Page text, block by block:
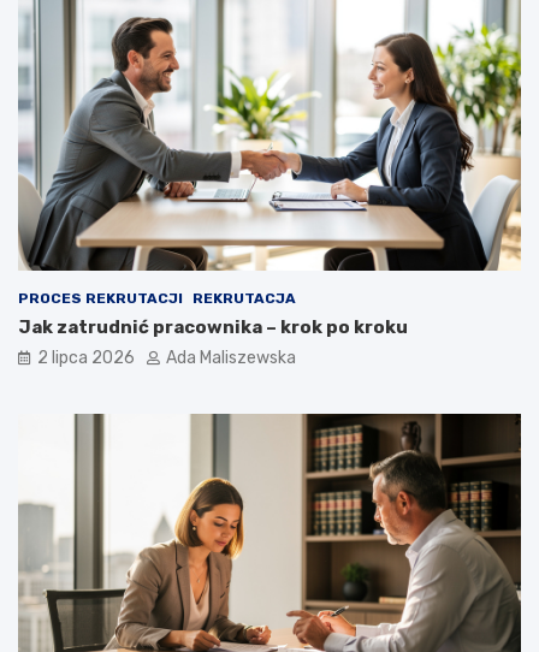
PROCES REKRUTACJI REKRUTACJA
Jak zatrudnić pracownika – krok po kroku
2 lipca 2026 Ada Maliszewska